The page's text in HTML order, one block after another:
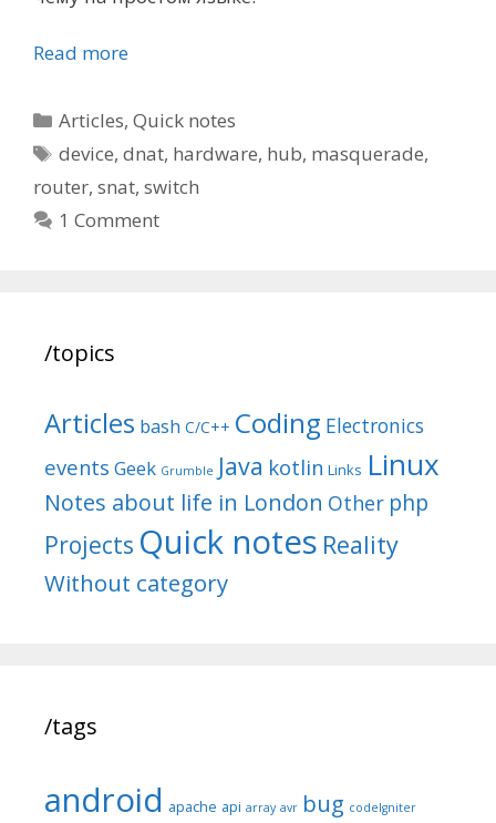
Read more
Categories
Articles,Quick notes
Tags
device,dnat, hardware, hub, masquerade,
router, snat, switch
1 Comment
/topics
Articles bash C/C++ Coding Electronics
events Geek Grumble Java kotlin Links Linux
Notes about life in London Other php
Projects Quick notes Reality
Without category
/tags
android apache api array avr bug codeIgniter